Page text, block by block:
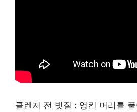
클렌저 전 빗질 : 엉킨 머리를